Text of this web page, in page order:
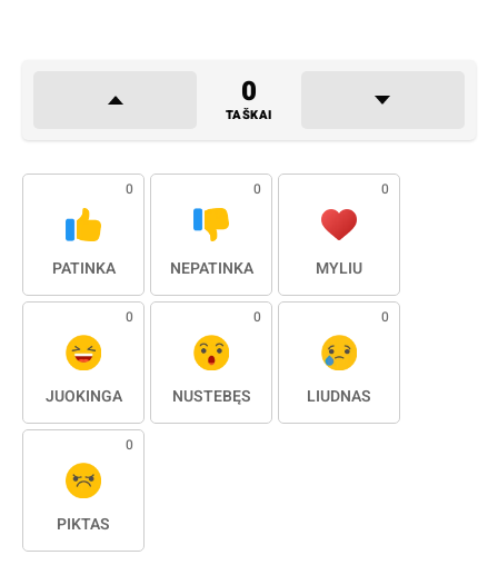
0
TAŠKAI
0
PATINKA
0
NEPATINKA
0
MYLIU
0
JUOKINGA
0
NUSTEBĘS
0
LIŪDNAS
0
PIKTAS